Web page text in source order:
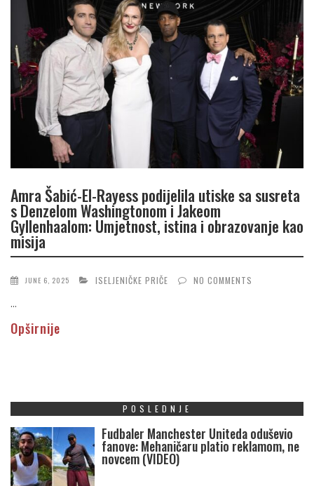
Amra Šabić-El-Rayess podijelila utiske sa susreta
s Denzelom Washingtonom i Jakeom
Gyllenhaalom: Umjetnost, istina i obrazovanje kao
misija
JUNE 6, 2025 ISELJENIČKE PRIČE NO COMMENTS
...
Opširnije
POSLEDNJE
Fudbaler Manchester Uniteda oduševio
fanove: Mehaničaru platio reklamom, ne
novcem (VIDEO)